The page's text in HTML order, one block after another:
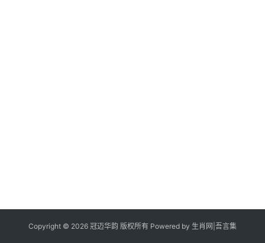
Copyright © 2026 冠迈华韵 版权所有 Powered by 生肖网 吾言集